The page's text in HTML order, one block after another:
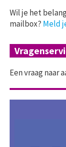
Wil je het
mailbox? Meld
Een vraag naar